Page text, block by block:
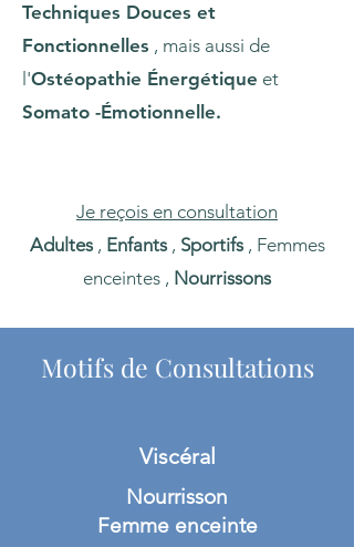
Techniques Douces et
Fonctionnelles , mais aussi de
l'Ostéopathie Énergétique et
Somato -Émotionnelle.
Je reçois en consultation
Adultes, Enfants , Sportifs, Femmes
enceintes , Nourrissons
Motifs de Consultations
Viscéral
Nourrisson
Femme enceinte